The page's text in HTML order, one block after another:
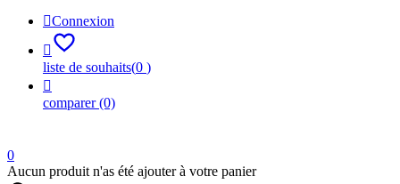
Connexion

liste de souhaits(0 )

comparer(0)
0
Aucun produit n'as été ajouter à votre panier